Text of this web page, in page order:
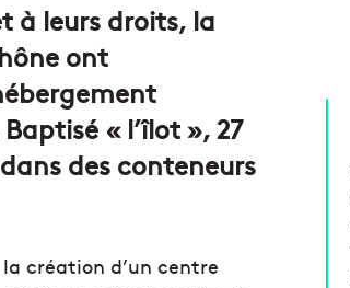
à leurs droits, la
ont
« l’îlot », 27
des conteneurs
création d’un centre